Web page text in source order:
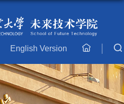
English Version
主